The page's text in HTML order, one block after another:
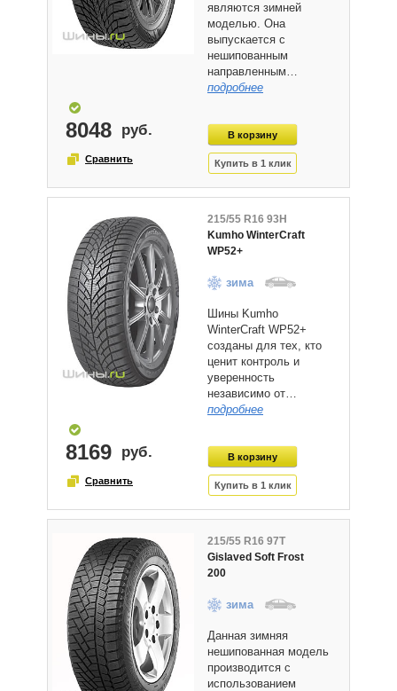
являются зимней
моделью. Она
выпускается с
нешипованным
направленным…
подробнее
8048
215/55 R16 93H
Kumho WinterCraft
WP52+
зима
Шины Kumho
WinterCraft WP52+
созданы для тех, кто
ценит контроль и
уверенность
независимо от…
подробнее
8169
215/55 R16 97T
Gislaved Soft Frost
200
зима
Данная зимняя
нешипованная модель
производится с
использованием